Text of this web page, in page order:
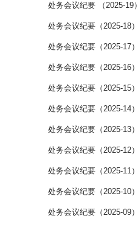
处务会议纪要 （2025-19
处务会议纪要（2025-18
处务会议纪要（2025-17
处务会议纪要（2025-16
处务会议纪要（2025-15
处务会议纪要（2025-14
处务会议纪要（2025-13
处务会议纪要（2025-12
处务会议纪要（2025-11
处务会议纪要（2025-10
处务会议纪要（2025-09